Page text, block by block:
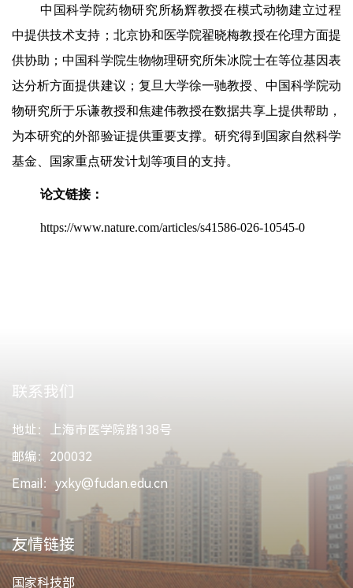
中国科学院药物研究所杨辉教授在模式动物建立过程
中提供技术支持；北京协和医学院翟晓梅教授在伦理方面提
供协助；中国科学院生物物理研究所朱冰院士在等位基因表
达分析方面提供建议；复旦大学徐一驰教授、中国科学院动
物研究所于乐谦教授和焦建伟教授在数据共享上提供帮助，
为本研究的外部验证提供重要支撑。研究得到国家自然科学
基金、国家重点研发计划等项目的支持。
论文链接：
https://www.nature.com/articles/s41586-026-10545-0
联系我们
地址：上海市医学院路138号
邮编：200032
Email：yxky@fudan.edu.cn
友情链接
国家科技部